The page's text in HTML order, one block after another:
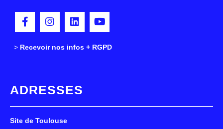
> Recevoir nos infos + RGPD
ADRESSES
Site de Toulouse